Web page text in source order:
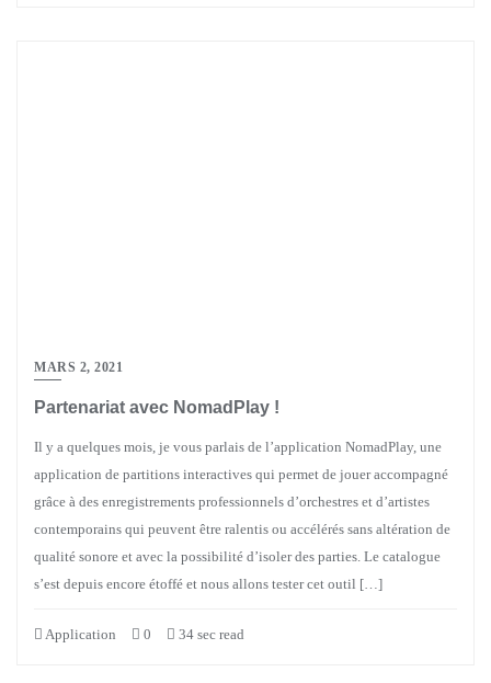
MARS 2, 2021
Partenariat avec NomadPlay !
Il y a quelques mois, je vous parlais de l’application NomadPlay, une
application de partitions interactives qui permet de jouer accompagné
grâce à des enregistrements professionnels d’orchestres et d’artistes
contemporains qui peuvent être ralentis ou accélérés sans altération de
qualité sonore et avec la possibilité d’isoler des parties. Le catalogue
s’est depuis encore étoffé et nous allons tester cet outil […]
Application 0 34 sec read